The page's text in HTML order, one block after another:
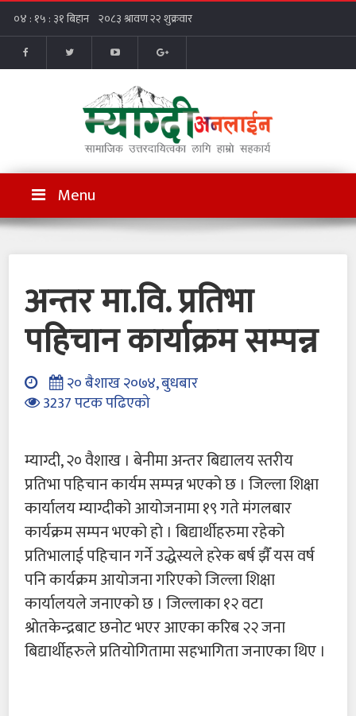
Menu
अन्तर मा.वि. प्रतिभा
पहिचान कार्याक्रम सम्पन्न
२० बैशाख २०७४, बुधबार
3237 पटक पढिएको
म्याग्दी, २० वैशाख । बेनीमा अन्तर बिद्यालय स्तरीय
प्रतिभा पहिचान कार्यम सम्पन्न भएको छ । जिल्ला शिक्षा
कार्यालय म्याग्दीको आयोजनामा १९ गते मंगलबार
कार्यक्रम सम्पन भएको हो । बिद्यार्थीहरुमा रहेको
प्रतिभालाई पहिचान गर्ने उद्धेस्यले हरेक बर्ष झैँ यस वर्ष
पनि कार्यक्रम आयोजना गरिएको जिल्ला शिक्षा
कार्यालयले जनाएको छ । जिल्लाका १२ वटा
श्रोतकेन्द्रबाट छनोट भएर आएका करिब २२ जना
बिद्यार्थीहरुले प्रतियोगितामा सहभागिता जनाएका थिए ।